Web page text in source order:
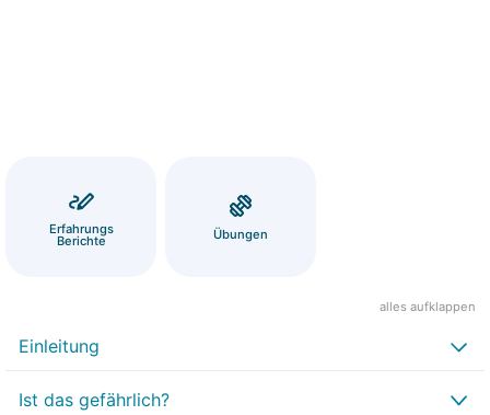
Erfahrungs
Berichte Übungen
alles aufklappen
Einleitung
Ist das gefährlich?